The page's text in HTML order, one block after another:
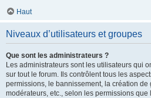
Haut
Niveaux d’utilisateurs et groupes
Que sont les administrateurs ?
Les administrateurs sont les utilisateurs qui
sur tout le forum. Ils contrôlent tous les
permissions, le bannissement, la création de
modérateurs, etc., selon les permissions